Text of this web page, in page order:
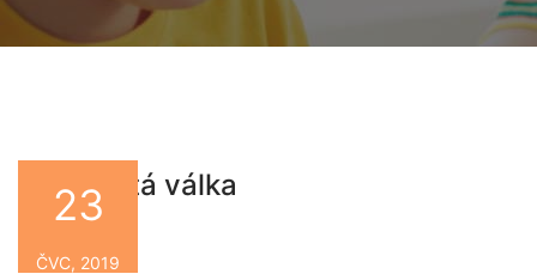
Třicetiletá válka
23
ČVC, 2019